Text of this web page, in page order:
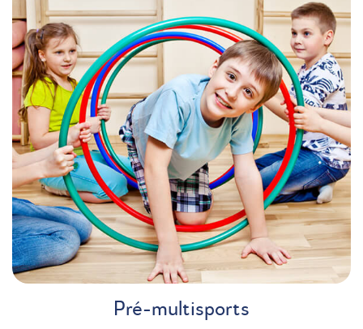
Pré-multisports